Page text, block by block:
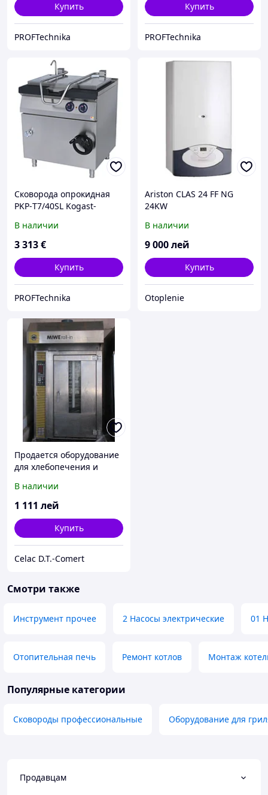
Купить
PROFTechnika
Купить
PROFTechnika
Сковорода опрокидная
PKP-Т7/40SL Kogast-
В наличии
3 313€
Купить
PROFTechnika
Аriston CLAS 24 FF NG
24KW
В наличии
9 000лей
Купить
Otoplenie
Продается оборудование
для хлебопечения и
производств
В наличии
1 111 лей
Купить
Celac D.T.-Comert
Смотри также
Инструмент прочее 2 Насосы электрические 01
Отопительная печь Ремонт котлов Монтаж
Популярные категории
Сковороды профессиональные Оборудование для
Продавцам